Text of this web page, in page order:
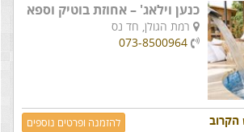
כנען וילאג' – אחוזת בוטיק וספא
רמת הגולן, חד נס
073-8500964
הקרוב להזמנה ופרטים נוספים